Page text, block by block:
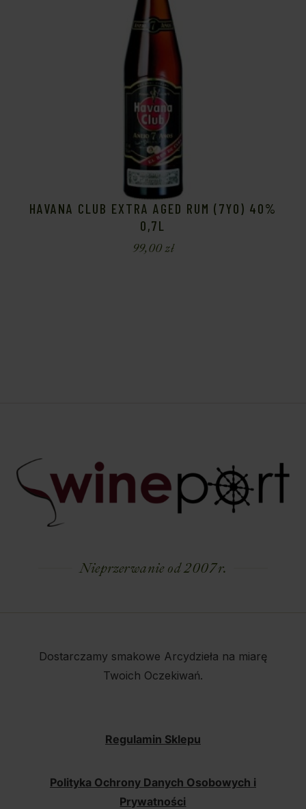
HAVANA CLUB EXTRA AGED RUM (7YO) 40%
0,7L
99,00zł
Nieprzerwanie od 2007 r.
Dostarczamy smakowe Arcydzieła na miarę
Twoich Oczekiwań.
Regulamin Sklepu
Polityka Ochrony Danych Osobowych i
Prywatności